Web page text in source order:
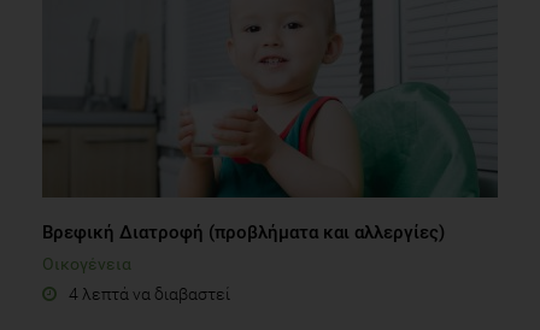
Βρεφική Διατροφή (προβλήματα και αλλεργίες)
Οικογένεια
4 λεπτά να διαβαστεί